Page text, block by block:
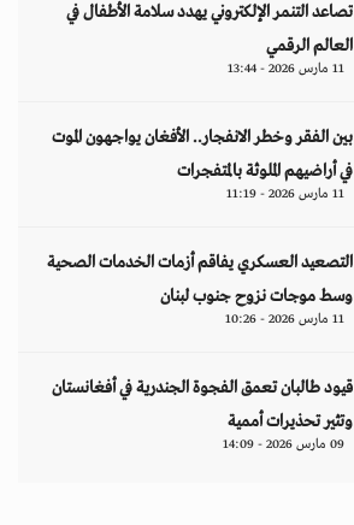
تصاعد التنمر الإلكتروني يهدد سلامة الأطفال في
العالم الرقمي
11 مارس 2026 - 13:44
بين الفقر وخطر الانفجار.. الأفغان يواجهون الموت
في أراضيهم الملوثة بالمتفجرات
11 مارس 2026 - 11:19
التصعيد العسكري يفاقم أزمات الخدمات الصحية
وسط موجات نزوح جنوب لبنان
11 مارس 2026 - 10:26
قيود طالبان تعمق الفجوة الجندرية في أفغانستان
وتثير تحذيرات أممية
09 مارس 2026 - 14:09